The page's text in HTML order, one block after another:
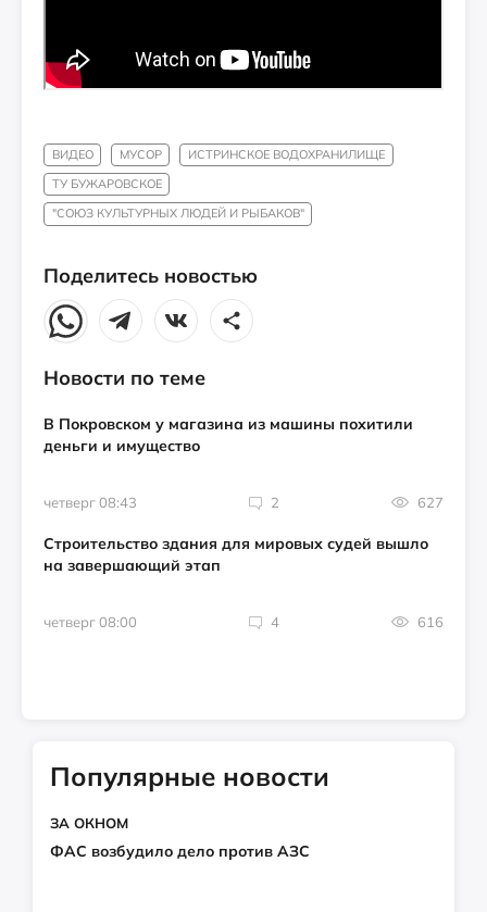
ВИДЕО МУСОР
ИСТРИНСКОЕ ВОДОХРАНИЛИЩЕ
ТУ БУЖАРОВСКОЕ
"СОЮЗ КУЛЬТУРНЫХ ЛЮДЕЙ И РЫБАКОВ"
Поделитесь новостью
Новости по теме
В Покровском у магазина из машины похитили
деньги и имущество
четверг 08:43 2 627
Строительство здания для мировых судей вышло
на завершающий этап
четверг 08:00 4 616
Популярные новости
ЗА ОКНОМ
ФАС возбудило дело против АЗС